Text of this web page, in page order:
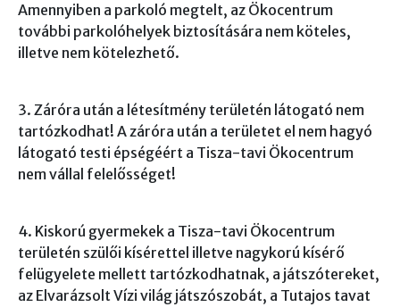
Amennyiben a parkoló megtelt, az Ökocentrum
további parkolóhelyek biztosítására nem köteles,
illetve nem kötelezhető.
3. Záróra után a létesítmény területén látogató nem
tartózkodhat! A záróra után a területet el nem hagyó
látogató testi épségéért a Tisza-tavi Ökocentrum
nem vállal felelősséget!
4. Kiskorú gyermekek a Tisza-tavi Ökocentrum
területén szülői kísérettel illetve nagykorú kísérő
felügyelete mellett tartózkodhatnak, a játszótereket,
az Elvarázsolt Vízi világ játszószobát, a Tutajos tavat